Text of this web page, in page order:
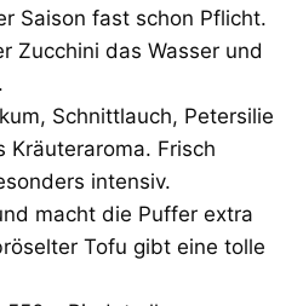
Saison fast schon Pflicht.
Zucchini das Wasser und
Schnittlauch, Petersilie
Kräuteraroma. Frisch
intensiv.
macht die Puffer extra
Tofu gibt eine tolle